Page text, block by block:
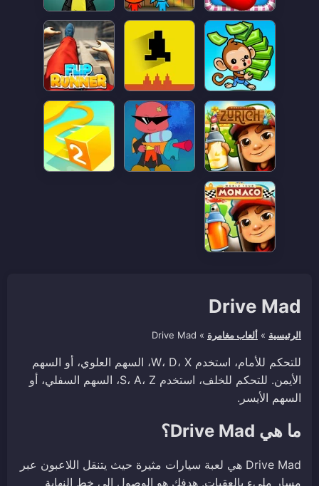
Drive Mad
الرئيسية » ألعاب مغامرة »
Drive Mad
للتحكم للأمام، استخدم W، D، X، السهم العلوي، أو السهم
الأيمن. للتحكم للخلف، استخدم S، A، Z، السهم السفلي، أو
السهم الأيسر.
ما هي Drive Mad؟
Drive Mad هي لعبة سيارات مثيرة حيث يتنقل اللاعبون عبر
مسار مليء بالعقبات. هدفك هو الوصول إلى خط النهاية